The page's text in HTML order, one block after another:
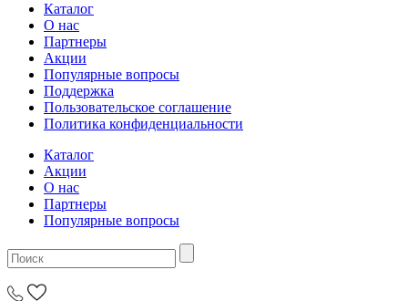
Каталог
О нас
Партнеры
Акции
Популярные вопросы
Поддержка
Пользовательское соглашение
Политика конфиденциальности
Каталог
Акции
О нас
Партнеры
Популярные вопросы